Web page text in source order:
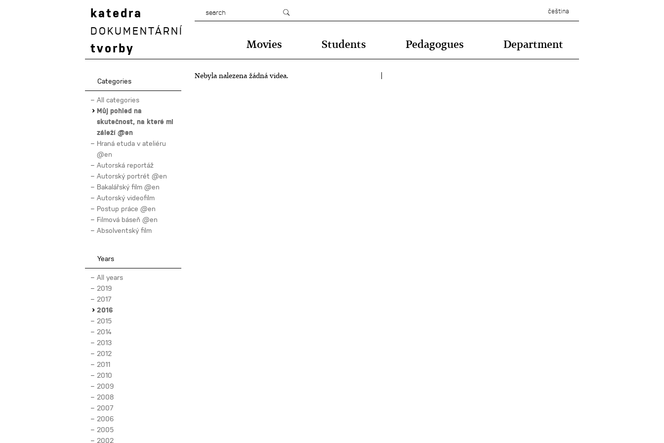
katedra
DOKUMENTÁRNÍ
tvorby
čeština
Movies Students Pedagogues Department
Categories
All categories
Můj pohled na
skutečnost, na které mi
záleží @en
Hraná etuda v ateliéru
@en
Autorská reportáž
Autorský portrét @en
Bakalářský film @en
Autorský videofilm
Postup práce @en
Filmová báseň @en
Absolventský film
Years
All years
2019
2017
2016
2015
2014
2013
2012
2011
2010
2009
2008
2007
2006
2005
2002
Nebyla nalezena žádná videa.